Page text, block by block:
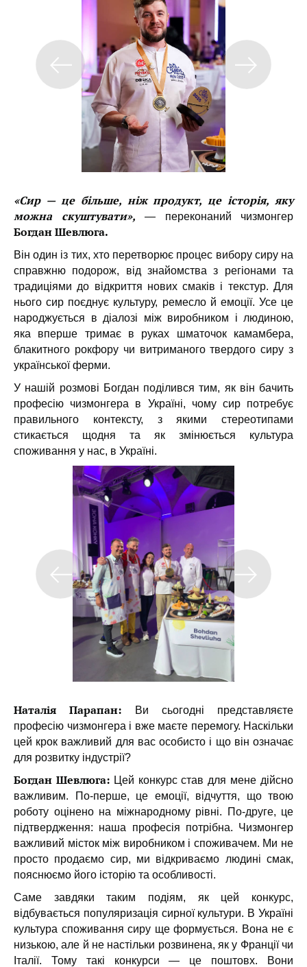
«Сир — це більше, ніж продукт, це історія, яку
можна скуштувати», — переконаний чизмонгер
Богдан Шевлюга.
Він один із тих, хто перетворює процес вибору сиру на
справжню подорож, від знайомства з регіонами та
традиціями до відкриття нових смаків і текстур. Для
нього сир поєднує культуру, ремесло й емоції. Усе це
народжується в діалозі між виробником і людиною,
яка вперше тримає в руках шматочок камамбера,
блакитного рокфору чи витриманого твердого сиру з
української ферми.
У нашій розмові Богдан поділився тим, як він бачить
професію чизмонгера в Україні, чому сир потребує
правильного контексту, з якими стереотипами
стикається щодня та як змінюється культура
споживання у нас, в Україні.
Наталія Парапан: Ви сьогодні представляєте
професію чизмонгера і вже маєте перемогу. Наскільки
цей крок важливий для вас особисто і що він означає
для розвитку індустрії?
Богдан Шевлюга:Цей конкурс став для мене дійсно
важливим. По-перше, це емоції, відчуття, що твою
роботу оцінено на міжнародному рівні. По-друге, це
підтвердження: наша професія потрібна. Чизмонгер
важливий місток між виробником і споживачем. Ми не
просто продаємо сир, ми відкриваємо людині смак,
пояснюємо його історію та особливості.
Саме завдяки таким подіям, як цей конкурс,
відбувається популяризація сирної культури. В Україні
культура споживання сиру ще формується. Вона не є
низькою, але й не настільки розвинена, як у Франції чи
Італії. Тому такі конкурси — це поштовх. Вони